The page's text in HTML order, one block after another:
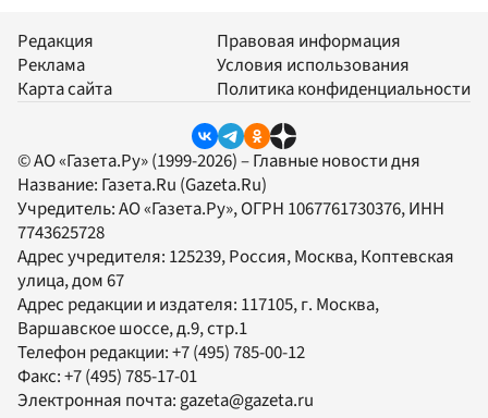
Редакция
Реклама
Карта сайта
Правовая информация
Условия использования
Политика конфиденциальности
© АО «Газета.Ру» (1999-2026) – Главные новости дня
Название: Газета.Ru (Gazeta.Ru)
Учредитель:АО «Газета.Ру», ОГРН 1067761730376, ИНН
7743625728
Адрес учредителя: 125239, Россия, Москва, Коптевская
улица, дом 67
Адрес редакции и издателя: 117105, г. Москва,
Варшавское шоссе, д.9, стр.1
Телефон редакции:+7 (495) 785-00-12
Факс:+7 (495) 785-17-01
Электронная почта:gazeta@gazeta.ru